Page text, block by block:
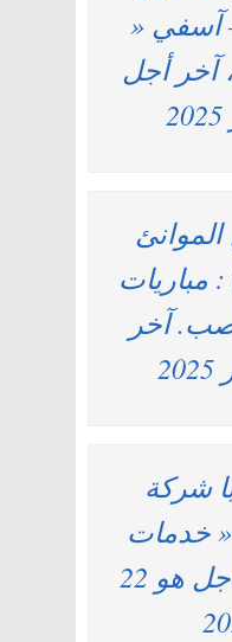
آسفي «
أجل
03 مناصب. آخر
شركة
« خدمات
الشرق » ، آخر أجل هو 22